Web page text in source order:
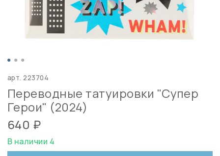
арт.223704
Переводные татуировки "Супер
Герои" (2024)
640 ₽
В наличии 4